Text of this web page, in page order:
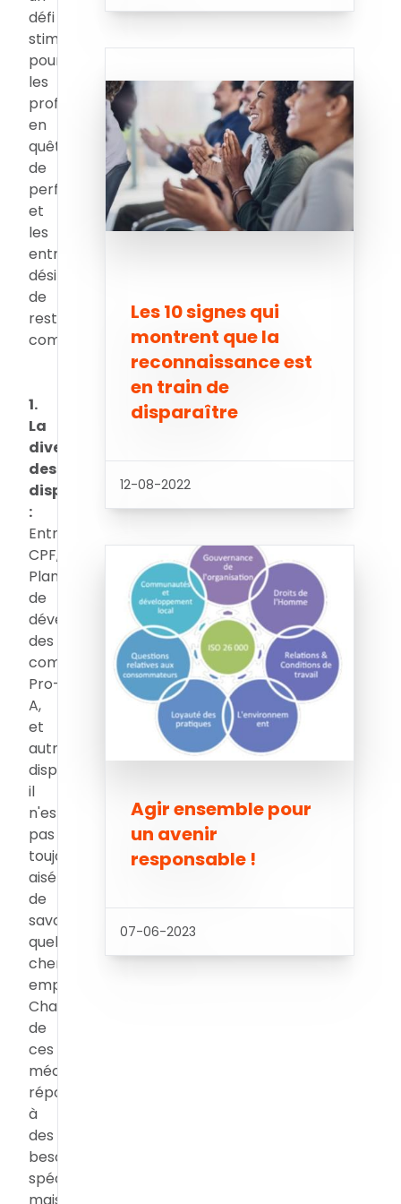
défi
stimulant
pour
les
professionnels
en
quête
de
perfectionnement
et
les
entreprises
désireuses
de
rester
compétitives.
1.
La
diversité
des
dispositifs
:
Entre
CPF,
Plan
de
développement
des
compétences,
Pro-
A,
et
autres
dispositifs,
il
n'est
pas
toujours
aisé
de
savoir
quel
chemin
emprunter.
Chacun
de
ces
mécanismes
répond
à
des
besoins
spécifiques,
Les 10 signes qui
montrent que la
reconnaissance est
en train de
disparaître
12-08-2022
Agir ensemble pour
un avenir
responsable !
07-06-2023